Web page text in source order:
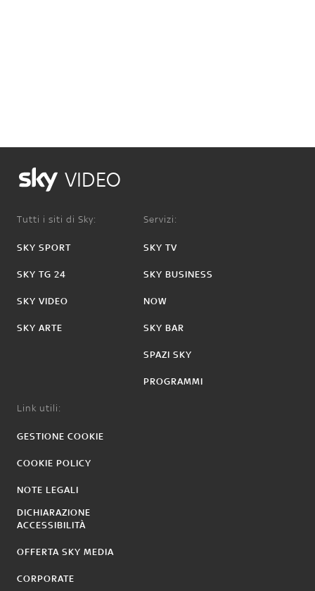
VIDEO
Tutti i siti di Sky:
SKY SPORT
SKY TG 24
SKY VIDEO
SKY ARTE
Servizi:
SKY TV
SKY BUSINESS
NOW
SKY BAR
SPAZI SKY
PROGRAMMI
Link utili:
GESTIONE COOKIE
COOKIE POLICY
NOTE LEGALI
DICHIARAZIONE
ACCESSIBILITÀ
OFFERTA SKY MEDIA
CORPORATE